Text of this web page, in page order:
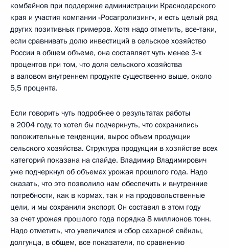
комбайнов при поддержке администрации Краснодарского
края и участия компании «Росагролизинг», и есть целый ряд
других позитивных примеров. Хотя надо отметить, все‑таки,
если сравнивать долю инвестиций в сельское хозяйство
России в общем объеме, она составляет чуть менее 3-х
процентов при том, что доля сельского хозяйства
в валовом внутреннем продукте существенно выше, около
5,5 процента.
Если говорить чуть подробнее о результатах работы
в 2004 году, то хотел бы подчеркнуть, что сохранились
положительные тенденции, вырос объем продукции
сельского хозяйства. Структура продукции в хозяйстве всех
категорий показана на слайде. Владимир Владимирович
уже подчеркнул об объемах урожая прошлого года. Надо
сказать, что это позволило нам обеспечить и внутренние
потребности, как в кормах, так и на продовольственные
цели, и мы сохранили экспорт. Он составил в этом году
за счет урожая прошлого года порядка 8 миллионов тонн.
Надо отметить, что увеличился и сбор сахарной свёклы,
долгунца, в общем, все показатели, по сравнению